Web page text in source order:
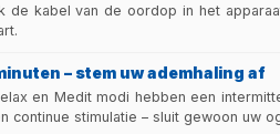
de kabel van de oordop in het
– stem uw ademhaling af
en Medit modi hebben een
continue stimulatie – sluit gewoon uw